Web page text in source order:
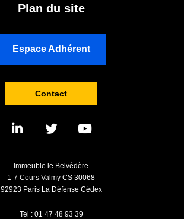
Plan du site
Espace Adhérent
Contact
Immeuble le Belvédère
1-7 Cours Valmy CS 30068
92923 Paris La Défense Cédex
Tel : 01 47 48 93 39